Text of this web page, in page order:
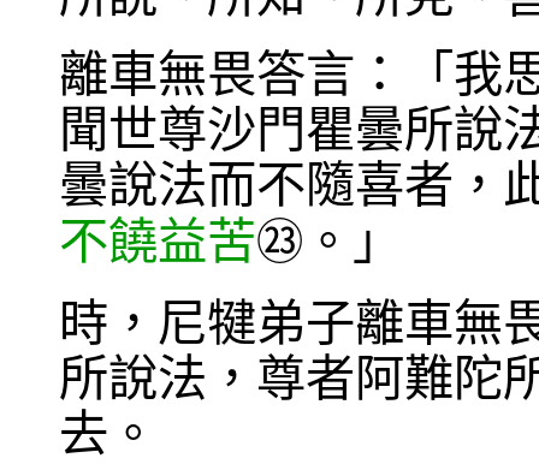
離車無畏答言：「我
聞世尊沙門瞿曇所說
曇說法而不隨喜者，
不饒益苦㉓ 。」
時，尼犍弟子離車無
所說法，尊者阿難陀
去。